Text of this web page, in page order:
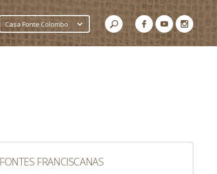
Casa Fonte Colombo
FONTES FRANCISCANAS